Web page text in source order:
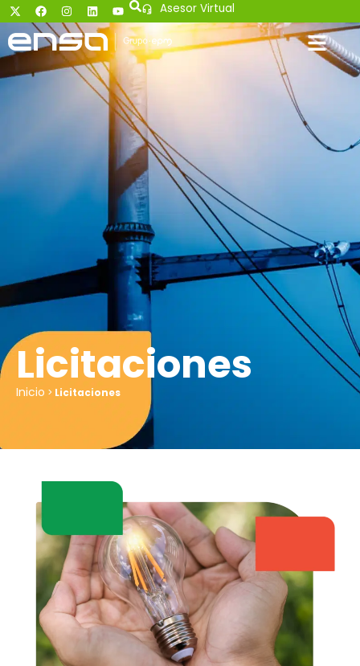
Asesor Virtual
Licitaciones
Inicio > Licitaciones